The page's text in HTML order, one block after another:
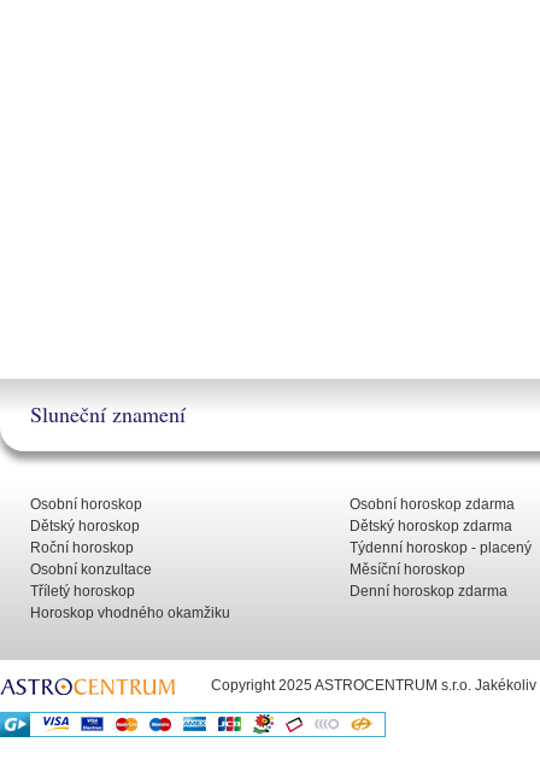
Sluneční znamení
Osobní horoskop
Dětský horoskop
Roční horoskop
Osobní konzultace
Tříletý horoskop
Horoskop vhodného okamžiku
Osobní horoskop zdarma
Dětský horoskop zdarma
Týdenní horoskop - placený
Měsíční horoskop
Denní horoskop zdarma
Copyright 2025 ASTROCENTRUM s.r.o.